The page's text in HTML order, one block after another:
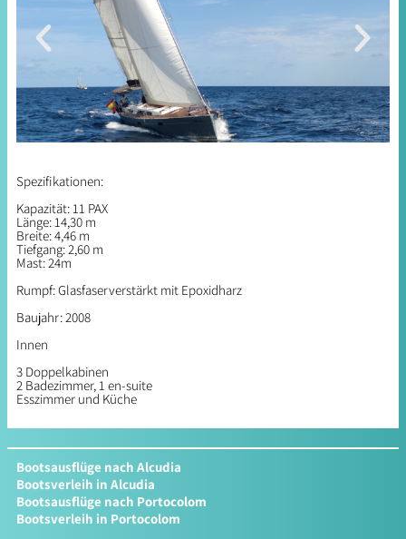
Spezifikationen:
Kapazität: 11 PAX
Länge: 14,30 m
Breite: 4,46 m
Tiefgang: 2,60 m
Mast: 24m
Rumpf: Glasfaserverstärkt mit Epoxidharz
Baujahr: 2008
Innen
3 Doppelkabinen
2 Badezimmer, 1 en-suite
Esszimmer und Küche
Bootsausflüge nach Alcudia
Bootsverleih in Alcudia
Bootsausflüge nach Portocolom
Bootsverleih in Portocolom